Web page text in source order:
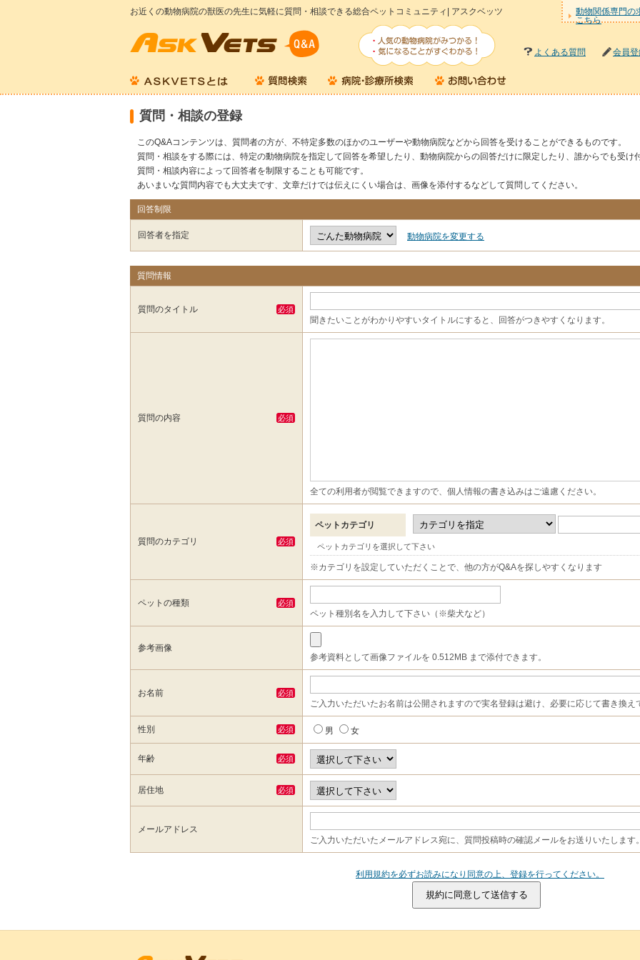
お近くの動物病院の獣医の先生に気軽に質問・相談できる総合ペットコミュニティ| アスクベッツ
動物関係専門の
こちら
よくある質問
会員
質問・相談の登録
このQ&Aコンテンツは、質問者の方が、不特定多数のほかのユーザーや動物病院などから回答を受けることができるものです。
質問・相談をする際には、特定の動物病院を指定して回答を希望したり、動物病院からの回答だけに限定したり、誰からでも受け
質問・相談内容によって回答者を制限することも可能です。
あいまいな質問内容でも大丈夫です、文章だけでは伝えにくい場合は、画像を添付するなどして質問してください。
回答制限
回答者を指定 動物病院を変更する
質問情報
質問のタイトル 必須
聞きたいことがわかりやすいタイトルにすると、回答がつきやすくなります。
質問の内容 必須
全ての利用者が閲覧できますので、個人情報の書き込みはご遠慮ください。
質問のカテゴリ 必須
ペットカテゴリ
ペットカテゴリを選択して下さい
※カテゴリを設定していただくことで、他の方がQ&Aを探しやすくなります
ペットの種類 必須
ペット種別名を入力して下さい（※柴犬など）
参考画像
参考資料として画像ファイルを 0.512MB まで添付できます。
お名前 必須
ご入力いただいたお名前は公開されますので実名登録は避け、必要に応じて書き換え
性別 必須 男 女
年齢 必須
居住地 必須
メールアドレス
ご入力いただいたメールアドレス宛に、質問投稿時の確認メールをお送りいたします。
利用規約を必ずお読みになり同意の上、登録を行ってください。